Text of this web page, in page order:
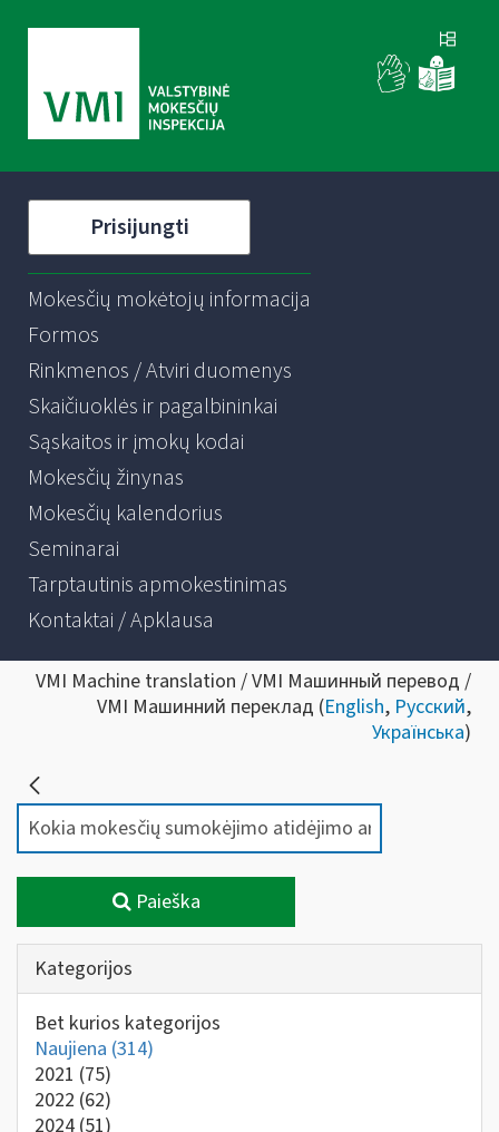
Prisijungti
Mokesčių mokėtojų informacija
Formos
Rinkmenos / Atviri duomenys
Skaičiuoklės ir pagalbininkai
Sąskaitos ir įmokų kodai
Mokesčių žinynas
Mokesčių kalendorius
Seminarai
Tarptautinis apmokestinimas
Kontaktai / Apklausa
VMI Machine translation / VMI Машинный перевод /
VMI Машинний переклад (English, Русский,
Українська)
Paieška
Kategorijos
Bet kurios kategorijos
Naujiena (314)
2021 (75)
2022 (62)
2024 (51)